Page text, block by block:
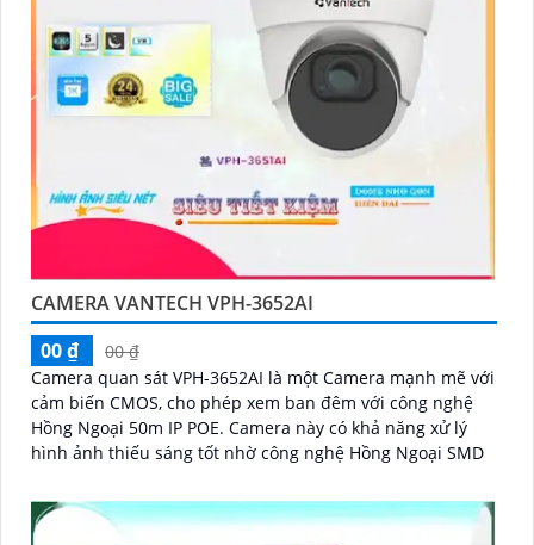
CAMERA VANTECH VPH-3652AI
00 ₫
00 ₫
Camera quan sát VPH-3652AI là một Camera mạnh mẽ với
cảm biến CMOS, cho phép xem ban đêm với công nghệ
Hồng Ngoại 50m IP POE. Camera này có khả năng xử lý
hình ảnh thiếu sáng tốt nhờ công nghệ Hồng Ngoại SMD